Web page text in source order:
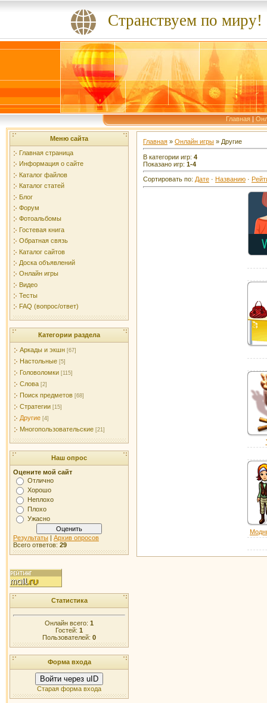
Странствуем по миру!
Главная|
Меню сайта
Главная страница
Информация о сайте
Каталог файлов
Каталог статей
Блог
Форум
Фотоальбомы
Гостевая книга
Обратная связь
Каталог сайтов
Доска объявлений
Онлайн игры
Видео
Тесты
FAQ (вопрос/ответ)
Категории раздела
Аркады и экшн [67]
Настольные [5]
Головоломки [115]
Слова [2]
Поиск предметов [68]
Стратегии [15]
Другие [4]
Многопользовательские [21]
Наш опрос
Оцените мой сайт
Отлично
Хорошо
Неплохо
Плохо
Ужасно
Результаты | Архив опросов
Всего ответов: 29
Статистика
Онлайн всего: 1
Гостей: 1
Пользователей: 0
Форма входа
Войти через uID
Старая форма входа
Главная » Онлайн игры » Другие
В категории игр: 4
Показано игр: 1-4
Сортировать по: Дате · Названию ·